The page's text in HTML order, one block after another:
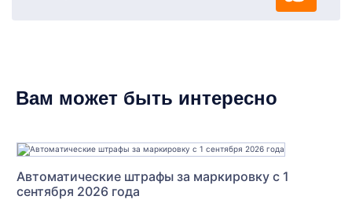
Вам может быть интересно
Автоматические штрафы за маркировку с 1
сентября 2026 года